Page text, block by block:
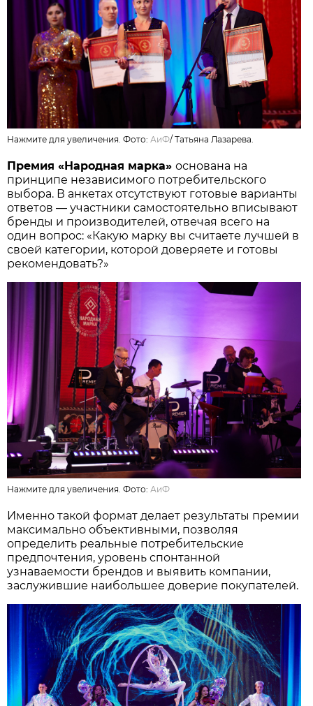
Нажмите для увеличения. Фото:АиФ/Татьяна Лазарева.
Премия «Народная марка»основана на
принципе независимого потребительского
выбора. В анкетах отсутствуют готовые варианты
ответов — участники самостоятельно вписывают
бренды и производителей, отвечая всего на
один вопрос: «Какую марку вы считаете лучшей в
своей категории, которой доверяете и готовы
рекомендовать?»
Нажмите для увеличения. Фото:АиФ
Именно такой формат делает результаты премии
максимально объективными, позволяя
определить реальные потребительские
предпочтения, уровень спонтанной
узнаваемости брендов и выявить компании,
заслужившие наибольшее доверие покупателей.